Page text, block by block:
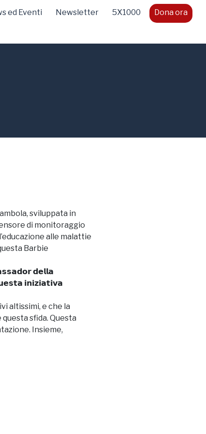
ed Eventi Newsletter 5X1000 Dona ora
sviluppata in
di monitoraggio
alle malattie
Barbie
𝗱𝗲𝗹𝗹𝗮
𝗶𝗻𝗶𝘇𝗶𝗮𝘁𝗶𝘃𝗮
altissimi, e che la
sfida. Questa
Insieme,